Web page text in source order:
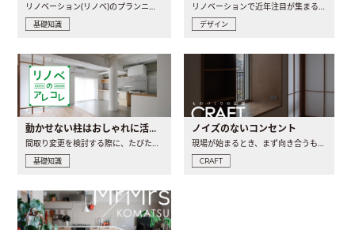
リノベーション(リノベ)のプランニングで一番最初に決めるのは..
基礎知識
リノベーションで近年注目が集まる建築意匠の一つであるアール..
デザイン
動かせない柱はおしゃれに活用！柱を魅せるリノベーション(リノベ)4選
間取り変更を検討する際に、たびたび皆さんの頭を悩ませる動か..
基礎知識
ノイズのないコンセント
現場が始まるとき、まず向き合うものの一つがコンセントです..
CRAFT